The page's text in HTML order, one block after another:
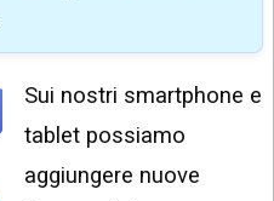
Sui nostri smartphone e
tablet possiamo
aggiungere nuove